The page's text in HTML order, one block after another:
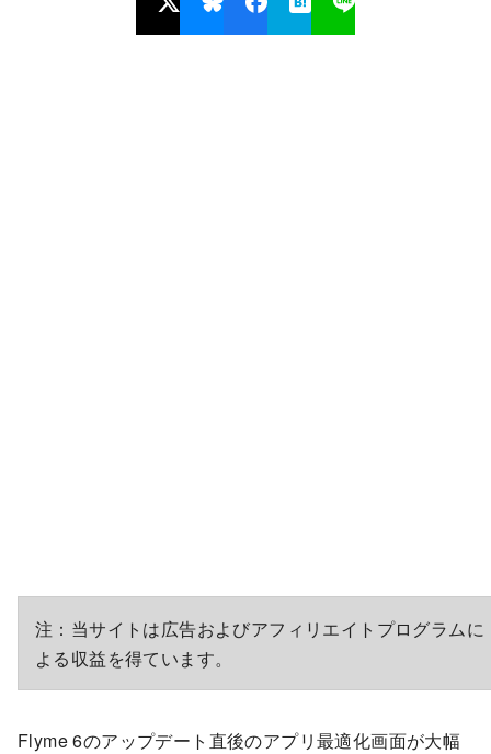
注：当サイトは広告およびアフィリエイトプログラムに
よる収益を得ています。
Flyme 6のアップデート直後のアプリ最適化画面が大幅